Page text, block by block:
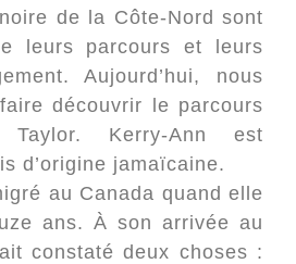
de la Côte-Nord sont
leurs parcours et leurs
Aujourd’hui, nous
découvrir le parcours
Taylor. Kerry-Ann est
d’origine jamaïcaine.
au Canada quand elle
ans. À son arrivée au
constaté deux choses :